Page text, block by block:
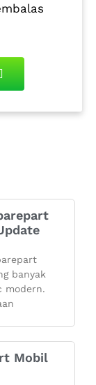
banyak
modern.
Mobil